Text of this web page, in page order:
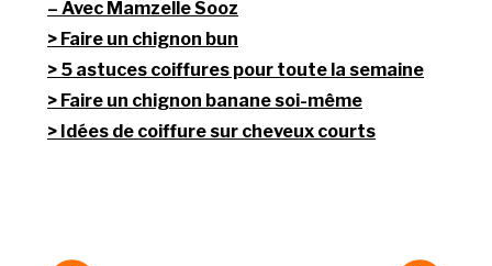
– Avec Mamzelle Sooz
Faire un chignon bun
5 astuces coiffures pour toute la semaine
Faire un chignon banane soi-même
Idées de coiffure sur cheveux courts